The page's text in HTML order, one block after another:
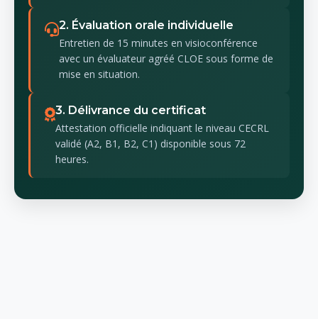
2. Évaluation orale individuelle
Entretien de 15 minutes en visioconférence
avec un évaluateur agréé CLOE sous forme de
mise en situation.
3. Délivrance du certificat
Attestation officielle indiquant le niveau CECRL
validé (A2, B1, B2, C1) disponible sous 72
heures.